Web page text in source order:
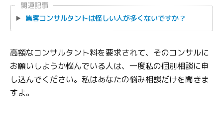
関連記事
集客コンサルタントは怪しい人が多くないですか？
高額なコンサルタント料を要求されて、そのコンサルに
お願いしようか悩んでいる人は、一度私の個別相談に申
し込んでください。私はあなたの悩み相談だけを聞きま
すよ。